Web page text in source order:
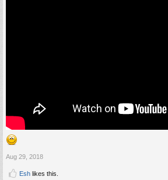
Aug 29, 2018
Esh likes this.